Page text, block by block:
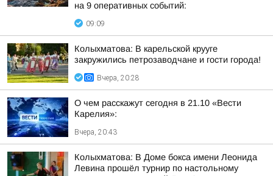
на 9 оперативных событий:
09:09
Колыхматова: В карельской крууге
закружились петрозаводчане и гости города!
Вчера, 20:28
О чем расскажут сегодня в 21.10 «Вести
Карелия»:
Вчера, 20:43
Колыхматова: В Доме бокса имени Леонида
Левина прошёл турнир по настольному